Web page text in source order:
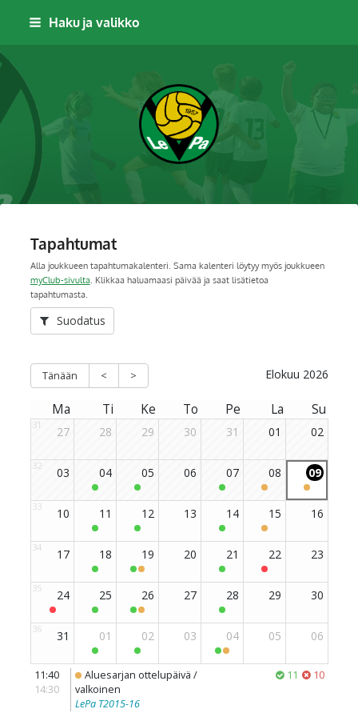
Haku ja valikko
Leppävaaran Pallo
Tapahtumat
Alla joukkueen tapahtumakalenteri. Sama kalenteri löytyy myös joukkueen
myClub-sivulta. Klikkaa haluamaasi päivää ja saat lisätietoa
tapahtumasta.